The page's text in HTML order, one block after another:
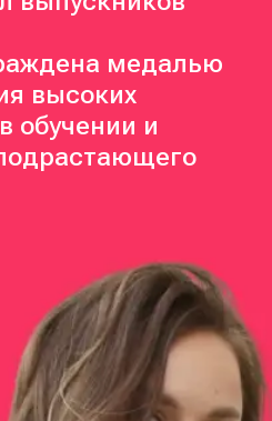
медалью
высоких
обучении и